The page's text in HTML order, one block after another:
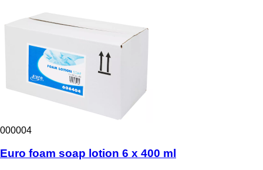
000004
Euro foam soap lotion 6 x 400 ml